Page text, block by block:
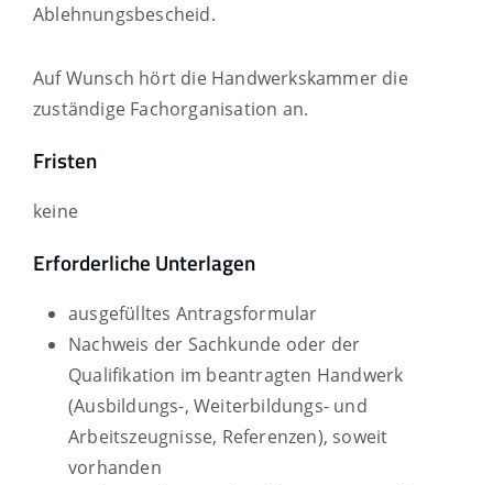
Ablehnungsbescheid.
Auf Wunsch hört die Handwerkskammer die
zuständige Fachorganisation an.
Fristen
keine
Erforderliche Unterlagen
ausgefülltes Antragsformular
Nachweis der Sachkunde oder der
Qualifikation im beantragten Handwerk
(Ausbildungs-, Weiterbildungs- und
Arbeitszeugnisse, Referenzen), soweit
vorhanden